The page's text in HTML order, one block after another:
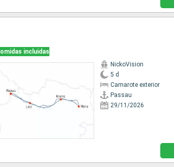
incluidas
NickoVision
5 d
Camarote exterior
Passau
29/11/2026